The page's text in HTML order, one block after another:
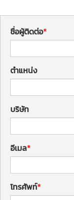
ชื่อผู้ติดต่อ
ตำแหน่ง
บริษัท
อีเมล
โทรศัพท์